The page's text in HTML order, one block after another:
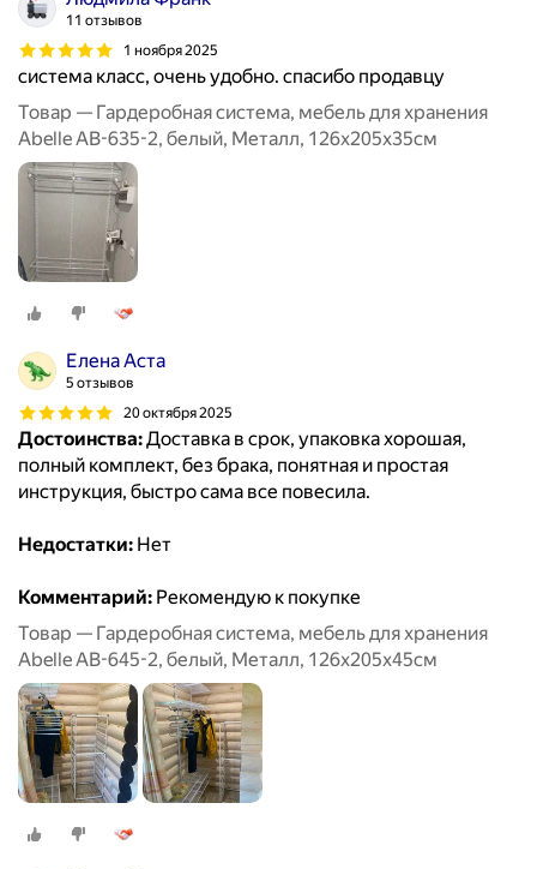
11 отзывов
1 ноября 2025
система класс, очень удобно. спасибо продавцу
Товар — Гардеробная система, мебель для хранения
Abelle AB-635-2, белый, Металл, 126х205х35см
Елена Аста
5 отзывов
20 октября 2025
Достоинства:Доставка в срок, упаковка хорошая,
полный комплект, без брака, понятная и простая
инструкция, быстро сама все повесила.
Недостатки: Нет
Комментарий: Рекомендую к покупке
Товар — Гардеробная система, мебель для хранения
Abelle AB-645-2, белый, Металл, 126х205х45см